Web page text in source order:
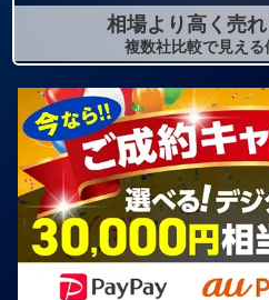
相場より高く売
複数社比較で見え